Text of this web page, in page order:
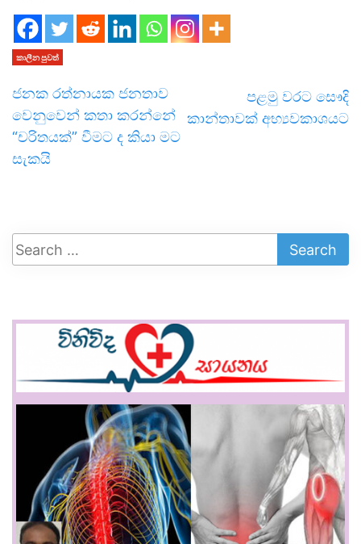
කාලීන පුවත්
ජනක රත්නායක ජනතාව
වෙනුවෙන් කතා කරන්නේ
“චරිතයක්” වීමට ද කියා මට
සැකයි
පළමු වරට සෞදි
කාන්තාවක් අභ්‍යවකාශයට